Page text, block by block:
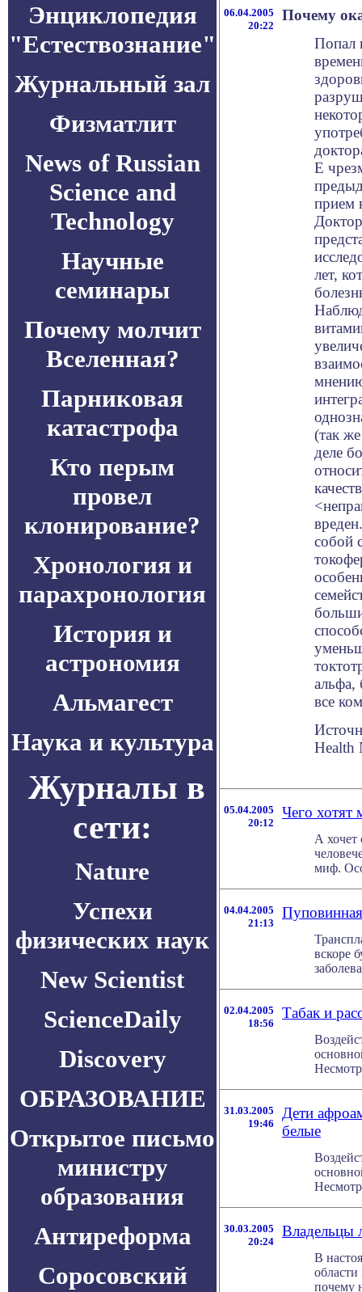
Энциклопедия
"Естествознание"
Журнальный зал
Физматлит
News of Russian
Science and
Technology
Научные
семинары
Почему молчит
Вселенная?
Парниковая
катастрофа
Кто перым
провел
клонирование?
Хронология и
парахронология
История и
астрономия
Альмагест
Наука и культура
Журналы в
сети:
Nature
Успехи
физических наук
New Scientist
ScienceDaily
Discovery
ОБРАЗОВАНИЕ
Открытое письмо
министру
образования
Антиреформа
Соросовский
06.04.2005
20:22
Почему
Попал
Е
прием
лет,
(так
деле
собой
альфа,
все
Health
05.04.2005
20:12
Чего
А хочет
миф.
04.04.2005
21:13
вскоре
02.04.2005
18:56
Табак и
31.03.2005
19:46
Дети
белые
30.03.2005
20:24
Владельцы
В
почему